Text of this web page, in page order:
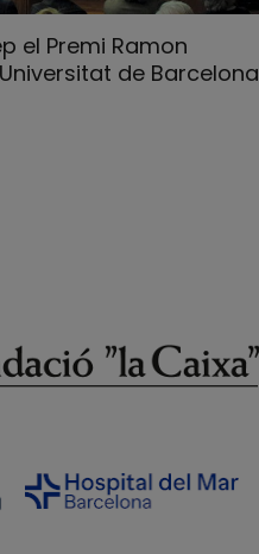
el Premi Ramon
de Barcelona